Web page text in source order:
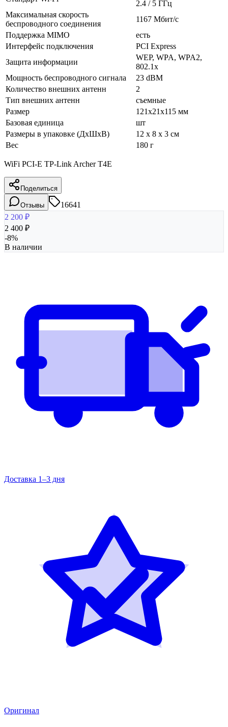
2.4 / 5 ГГц
Максимальная скорость
беспроводного соединения
1167 Мбит/с
Поддержка MIMO
есть
Интерфейс подключения
PCI Express
Защита информации
WEP, WPA, WPA2,
802.1x
Мощность беспроводного сигнала
23 dBM
Количество внешних антенн
2
Тип внешних антенн
съемные
Размер
121x21x115 мм
Базовая единица
шт
Размеры в упаковке (ДхШхВ)
12 x 8 x 3 см
Вес
180 г
WiFi PCI-E TP-Link Archer T4E
Поделиться
Отзывы
16641
2 200 ₽
2 400 ₽
-8%
В наличии
Доставка 1–3 дня
Оригинал